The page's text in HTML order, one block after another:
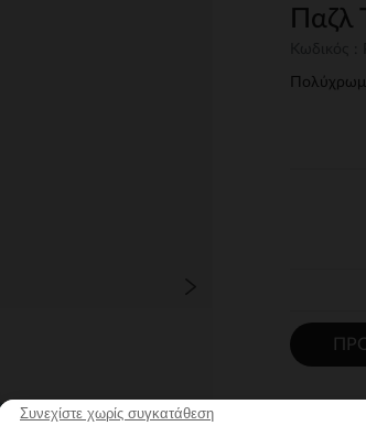
Συνεχίστε χωρίς συγκατάθεση
Παζλ